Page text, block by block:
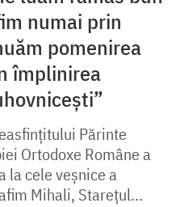
numai prin
pomenirea
împlinirea
Părinte
Ortodoxe Române a
la cele veșnice a
Mihali, Starețul...